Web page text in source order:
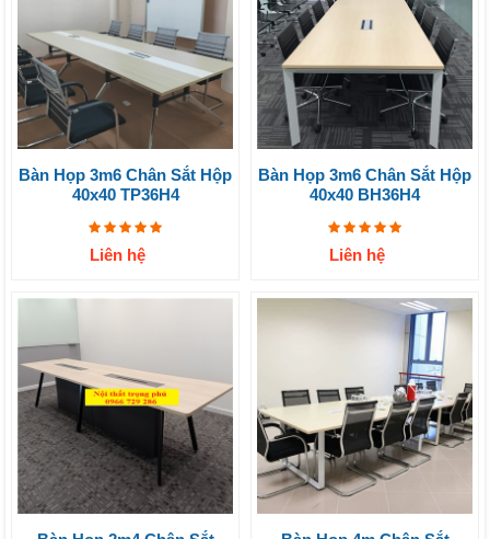
Bàn Họp 3m6 Chân Sắt Hộp
40x40 TP36H4
Liên hệ
Bàn Họp 3m6 Chân Sắt Hộp
40x40 BH36H4
Liên hệ